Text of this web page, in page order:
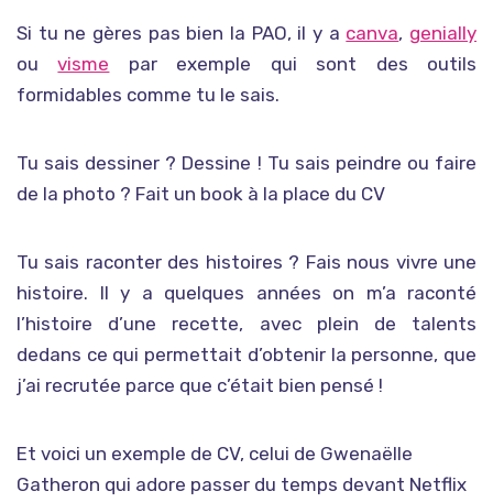
Si tu ne gères pas bien la PAO, il y a canva, genially
ouvisme par exemple qui sont des outils
formidables comme tu le sais.
Tu sais dessiner ? Dessine ! Tu sais peindre ou faire
de la photo ? Fait un book à la place du CV
Tu sais raconter des histoires ? Fais nous vivre une
histoire. Il y a quelques années on m’a raconté
l’histoire d’une recette, avec plein de talents
dedans ce qui permettait d’obtenir la personne, que
j’ai recrutée parce que c’était bien pensé !
Et voici un exemple de CV, celui de Gwenaëlle
Gatheron qui adore passer du temps devant Netflix